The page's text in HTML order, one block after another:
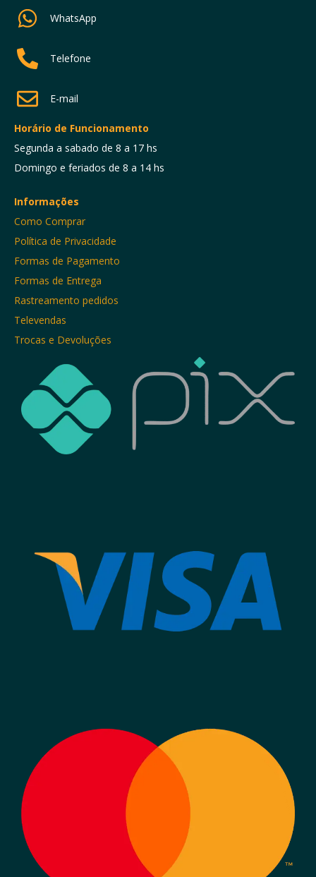
WhatsApp
Telefone
E-mail
Horário de Funcionamento
Segunda a sabado de 8 a 17 hs
Domingo e feriados de 8 a 14 hs
Informações
Como Comprar
Política de Privacidade
Formas de Pagamento
Formas de Entrega
Rastreamento pedidos
Televendas
Trocas e Devoluções